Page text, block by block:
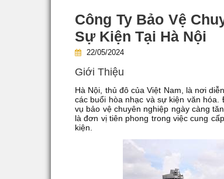
Công Ty Bảo Vệ
Sự Kiện Tại Hà Nội
22/05/2024
Giới Thiệu
Hà Nội, thủ đô của Việt Nam, là nơi
các buổi hòa nhạc và sự kiện văn
vụ bảo vệ chuyên nghiệp ngày càng
là đơn vị tiên phong trong việc cung
kiện.